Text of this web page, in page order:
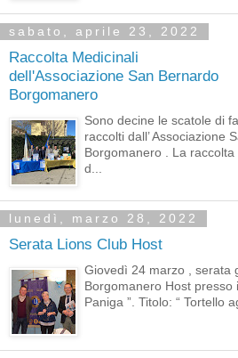
sabato, aprile 23, 2022
Raccolta Medicinali
dell'Associazione San Bernardo
Borgomanero
Sono decine le scatole di
raccolti dall’ Associazione
Borgomanero . La
d...
lunedì, marzo 28, 2022
Serata Lions Club Host
Giovedì 24 marzo , serata
Borgomanero Host presso
Paniga ”. Titolo: “ Tortello